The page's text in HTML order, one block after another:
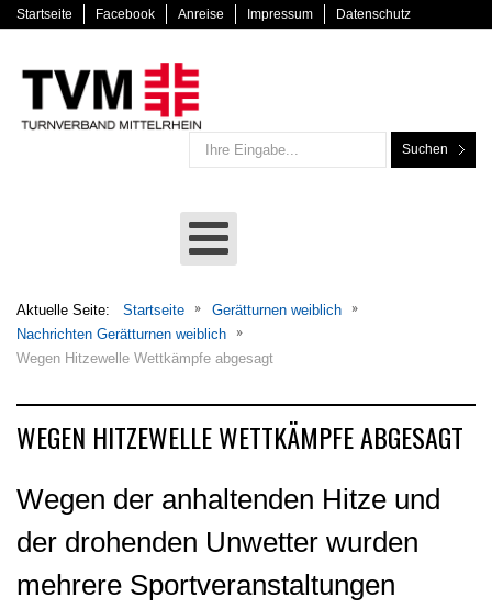
Startseite Facebook Anreise Impressum Datenschutz
Suchen
Aktuelle Seite: Startseite
Gerätturnen weiblich
Nachrichten Gerätturnen weiblich
Wegen Hitzewelle Wettkämpfe abgesagt
WEGEN HITZEWELLE WETTKÄMPFE ABGESAGT
Wegen der anhaltenden Hitze und
der drohenden Unwetter wurden
mehrere Sportveranstaltungen